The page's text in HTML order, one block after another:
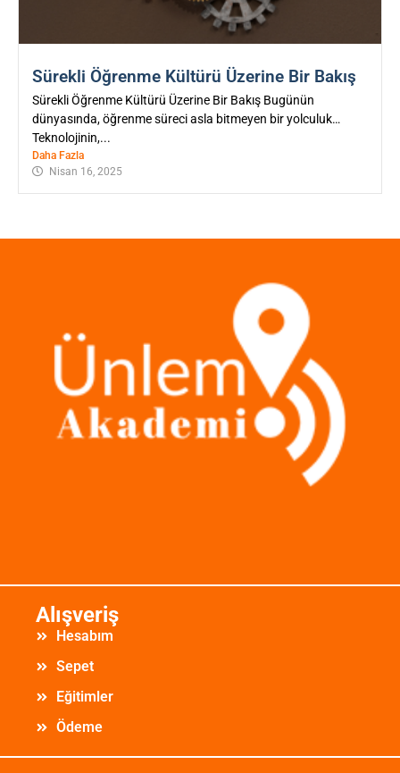
Sürekli Öğrenme Kültürü Üzerine Bir Bakış
Sürekli Öğrenme Kültürü Üzerine Bir Bakış Bugünün
dünyasında, öğrenme süreci asla bitmeyen bir yolculuk…
Teknolojinin,...
Daha Fazla
Nisan 16, 2025
Alışveriş
Hesabım
Sepet
Eğitimler
Ödeme